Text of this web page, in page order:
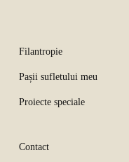
Filantropie
Pașii sufletului meu
Proiecte speciale
Contact